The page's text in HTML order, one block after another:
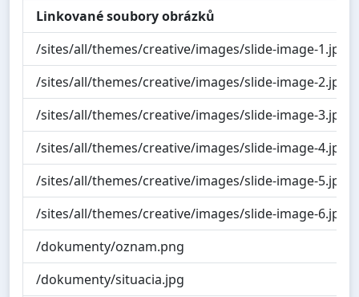
Linkované soubory obrázků
/sites/all/themes/creative/images/slide-image-1.jpg
/sites/all/themes/creative/images/slide-image-2.jpg
/sites/all/themes/creative/images/slide-image-3.jpg
/sites/all/themes/creative/images/slide-image-4.jpg
/sites/all/themes/creative/images/slide-image-5.jpg
/sites/all/themes/creative/images/slide-image-6.jpg
/dokumenty/oznam.png
/dokumenty/situacia.jpg